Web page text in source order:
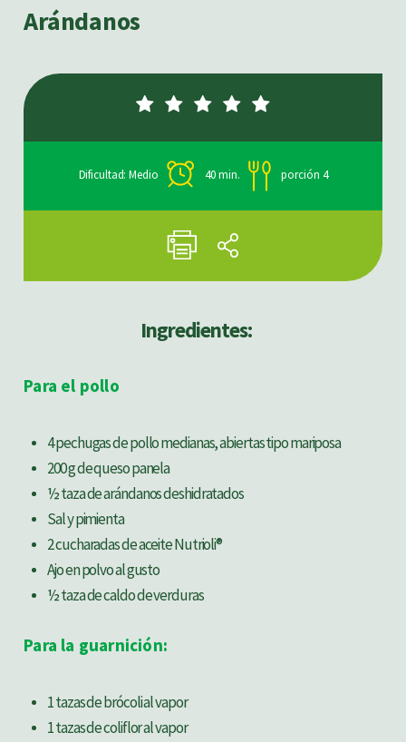
Arándanos
Dificultad: Medio 40 min. porción 4
Ingredientes:
Para el pollo
4 pechugas de pollo medianas, abiertas tipo mariposa
200 g de queso panela
½ taza de arándanos deshidratados
Sal y pimienta
2 cucharadas de aceite Nutrioli®
Ajo en polvo al gusto
½ taza de caldo de verduras
Para la guarnición:
1 tazas de brócoli al vapor
1 tazas de coliflor al vapor